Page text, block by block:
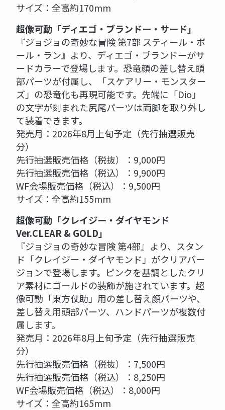
サイズ：全高約170mm
超像可動「ディエゴ・ブランドー・サード」
『ジョジョの奇妙な冒険 第7部 スティール・ボ
ール・ラン』より、ディエゴ・ブランドーがサ
ードカラーで登場します。恐竜顔の差し替え頭
部パーツが付属し、「スケアリー・モンスター
ズ」の恐竜化も再現可能です。先端に「Dio」
の文字が刻まれた尻尾パーツは両脚を取り外し
て装着できます。
発売月：2026年8月上旬予定（先行抽選販売
分）
先行抽選販売価格（税抜）：9,000円
先行抽選販売価格（税込）：9,900円
WF会場販売価格（税込）：9,500円
サイズ：全高約155mm
超像可動「クレイジー・ダイヤモンド
Ver.CLEAR & GOLD」
『ジョジョの奇妙な冒険 第4部』より、スタン
ド「クレイジー・ダイヤモンド」がクリアバー
ジョンで登場します。ピンクを基調としたクリ
ア素材にゴールドの装飾が施されています。超
像可動「東方仗助」用の差し替え顔パーツや、
差し替え用頭部パーツ、ハンドパーツが複数付
属します。
発売月：2026年8月上旬予定（先行抽選販売
分）
先行抽選販売価格（税抜）：7,500円
先行抽選販売価格（税込）：8,250円
WF会場販売価格（税込）：8,000円
サイズ：全高約165mm